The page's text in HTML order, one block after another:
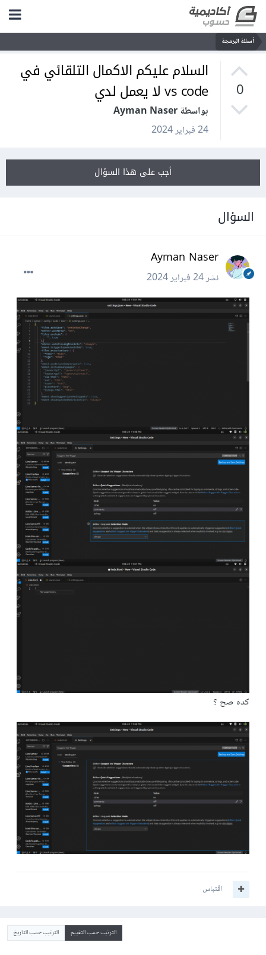
أسئلة البرمجة
0
السلام عليكم الاكمال التلقائي في
vs code لا يعمل لدي
بواسطة Ayman Naser
24 فبراير 2024
أجب على هذا السؤال
السؤال
Ayman Naser
نشر24 فبراير 2024
كده صح ؟
اقتباس
الترتيب حسب التقييم الترتيب حسب التاريخ